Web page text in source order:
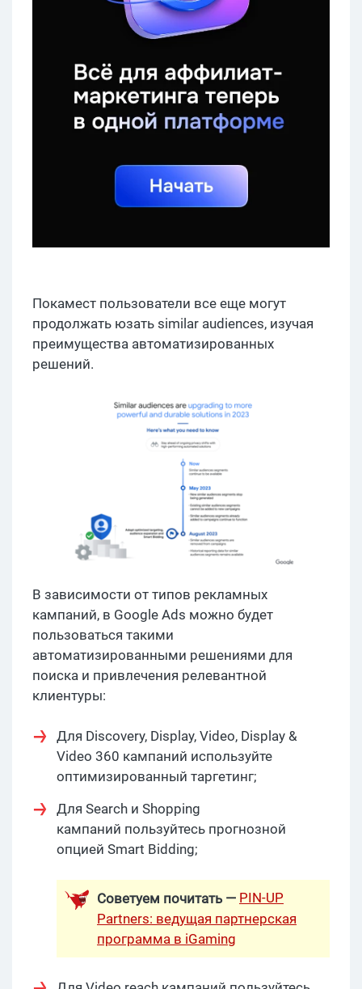
Покамест пользователи все еще могут
продолжать юзать similar audiences, изучая
преимущества автоматизированных
решений.
В зависимости от типов рекламных
кампаний, в Google Ads можно будет
пользоваться такими
автоматизированными решениями для
поиска и привлечения релевантной
клиентуры:
Для Discovery, Display, Video, Display &
Video 360 кампаний используйте
оптимизированный таргетинг;
Для Search и Shopping
кампаний пользуйтесь прогнозной
опцией Smart Bidding;
Советуем почитать — PIN-UP
Partners: ведущая партнерская
программа в iGaming